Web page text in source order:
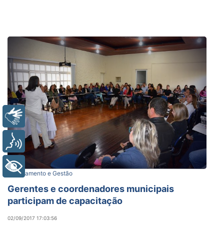
Planejamento e Gestão
Gerentes e coordenadores municipais
participam de capacitação
02/09/2017 17:03:56
Libras
Voz
+ Acessibilidade